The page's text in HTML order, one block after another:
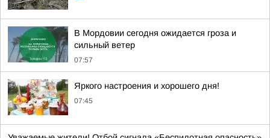
В Мордовии сегодня ожидается гроза и
сильный ветер
07:57
Яркого настроения и хорошего дня!
07:45